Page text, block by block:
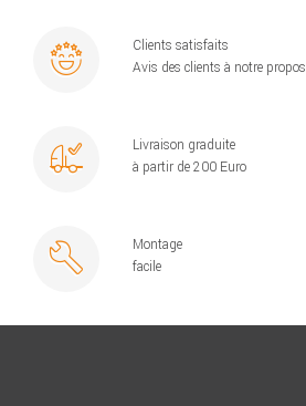
Clients satisfaits
Avis des clients à notre propos
Livraison graduite
à partir de 200 Euro
Montage
facile